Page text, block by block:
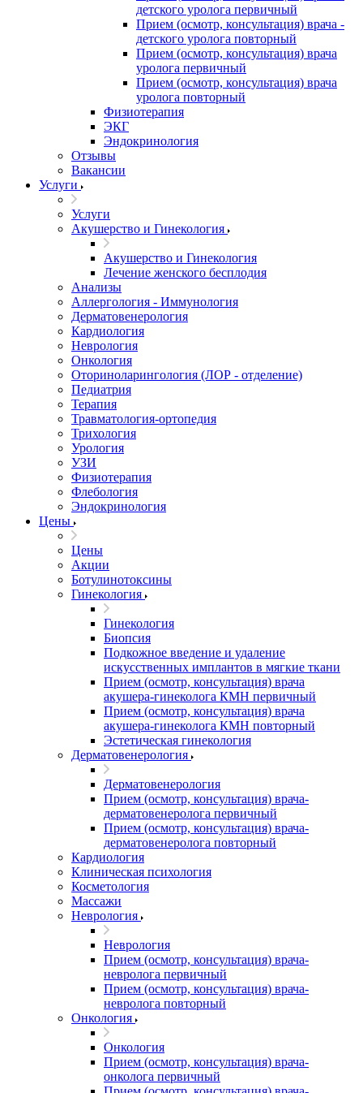
детского уролога первичный
Прием (осмотр, консультация) врача -
детского уролога повторный
Прием (осмотр, консультация) врача
уролога первичный
Прием (осмотр, консультация) врача
уролога повторный
Физиотерапия
ЭКГ
Эндокринология
Отзывы
Вакансии
Услуги
Услуги
Акушерство и Гинекология
Акушерство и Гинекология
Лечение женского бесплодия
Анализы
Аллергология - Иммунология
Дерматовенерология
Кардиология
Неврология
Онкология
Оториноларингология (ЛОР - отделение)
Педиатрия
Терапия
Травматология-ортопедия
Трихология
Урология
УЗИ
Физиотерапия
Флебология
Эндокринология
Цены
Цены
Акции
Ботулинотоксины
Гинекология
Гинекология
Биопсия
Подкожное введение и удаление
искусственных имплантов в мягкие ткани
Прием (осмотр, консультация) врача
акушера-гинеколога КМН первичный
Прием (осмотр, консультация) врача
акушера-гинеколога КМН повторный
Эстетическая гинекология
Дерматовенерология
Дерматовенерология
Прием (осмотр, консультация) врача-
дерматовенеролога первичный
Прием (осмотр, консультация) врача-
дерматовенеролога повторный
Кардиология
Клиническая психология
Косметология
Массажи
Неврология
Неврология
Прием (осмотр, консультация) врача-
невролога первичный
Прием (осмотр, консультация) врача-
невролога повторный
Онкология
Онкология
Прием (осмотр, консультация) врача-
онколога первичный